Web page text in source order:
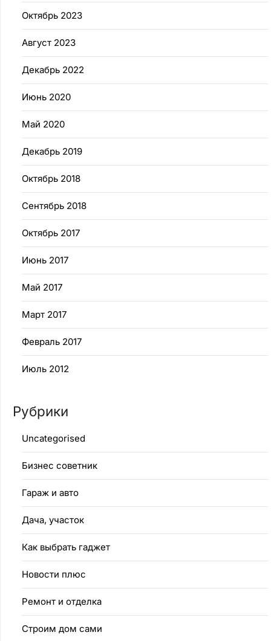
Октябрь 2023
Август 2023
Декабрь 2022
Июнь 2020
Май 2020
Декабрь 2019
Октябрь 2018
Сентябрь 2018
Октябрь 2017
Июнь 2017
Май 2017
Март 2017
Февраль 2017
Июль 2012
Рубрики
Uncategorised
Бизнес советник
Гараж и авто
Дача, участок
Как выбрать гаджет
Новости плюс
Ремонт и отделка
Строим дом сами